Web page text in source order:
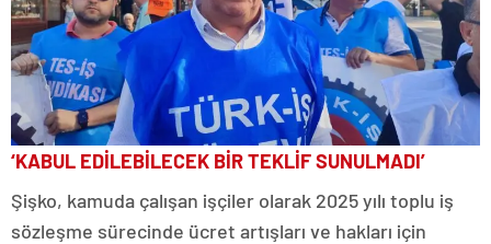
‘KABUL EDİLEBİLECEK BİR TEKLİF SUNULMADI’
Şişko, kamuda çalışan işçiler olarak 2025 yılı toplu iş
sözleşme sürecinde ücret artışları ve hakları için